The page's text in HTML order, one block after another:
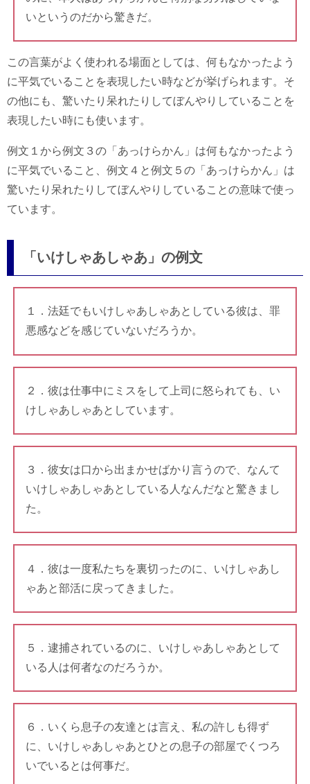
いというのだから驚きだ。
この言葉がよく使われる場面としては、何もなかったよう
に平気でいることを表現したい時などが挙げられます。そ
の他にも、驚いたり呆れたりしてぼんやりしていることを
表現したい時にも使います。
例文１から例文３の「あっけらかん」は何もなかったよう
に平気でいること、例文４と例文５の「あっけらかん」は
驚いたり呆れたりしてぼんやりしていることの意味で使っ
ています。
「いけしゃあしゃあ」の例文
１．法廷でもいけしゃあしゃあとしている彼は、罪
悪感などを感じていないだろうか。
２．彼は仕事中にミスをして上司に怒られても、い
けしゃあしゃあとしています。
３．彼女は口から出まかせばかり言うので、なんて
いけしゃあしゃあとしている人なんだなと驚きまし
た。
４．彼は一度私たちを裏切ったのに、いけしゃあし
ゃあと部活に戻ってきました。
５．逮捕されているのに、いけしゃあしゃあとして
いる人は何者なのだろうか。
６．いくら息子の友達とは言え、私の許しも得ず
に、いけしゃあしゃあとひとの息子の部屋でくつろ
いでいるとは何事だ。